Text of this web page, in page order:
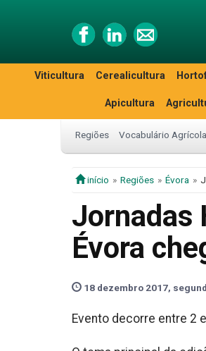
Viticultura Cerealicultura
Apicultura
Regiões Vocabulário Agrícola
início Regiões Évora
Jornadas
Évora
18 dezembro 2017,
Evento decorre entre 2